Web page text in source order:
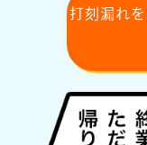
打刻漏れ